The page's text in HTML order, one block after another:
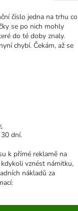
číslo jedna na trhu co
se po nich mohly
do té doby znaly.
chybí. Čekám, až se
dní.
k přímé reklamě na
vznést námitku,
nákladů za